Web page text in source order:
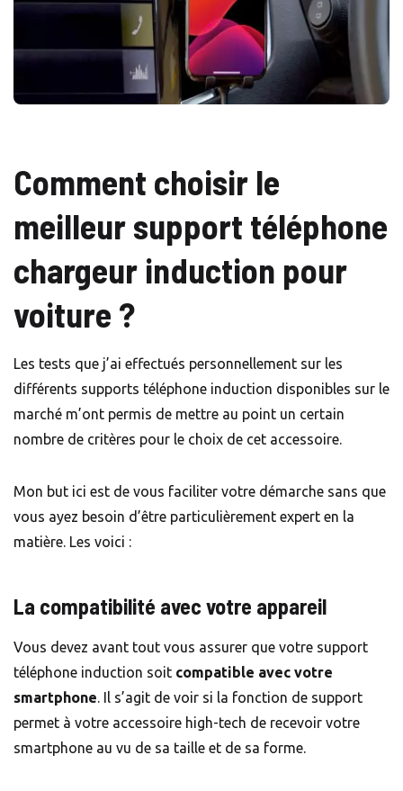
Comment choisir le
meilleur support téléphone
chargeur induction pour
voiture ?
Les tests que j’ai effectués personnellement sur les
différents supports téléphone induction disponibles sur le
marché m’ont permis de mettre au point un certain
nombre de critères pour le choix de cet accessoire.
Mon but ici est de vous faciliter votre démarche sans que
vous ayez besoin d’être particulièrement expert en la
matière. Les voici :
La compatibilité avec votre appareil
Vous devez avant tout vous assurer que votre support
téléphone induction soit compatible avec votre
smartphone. Il s’agit de voir si la fonction de support
permet à votre accessoire high-tech de recevoir votre
smartphone au vu de sa taille et de sa forme.